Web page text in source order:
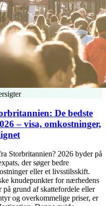
De bedste
– visa, omkostninger,
Storbritannien? 2026 byder på
der søger bedre
eller et livsstilsskift.
knudepunkter for nærhedens
grund af skattefordele eller
og overkommelige priser, er